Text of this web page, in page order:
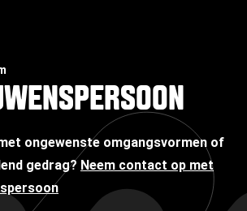
ongewenste omgangsvormen of
gedrag? Neem contact op met